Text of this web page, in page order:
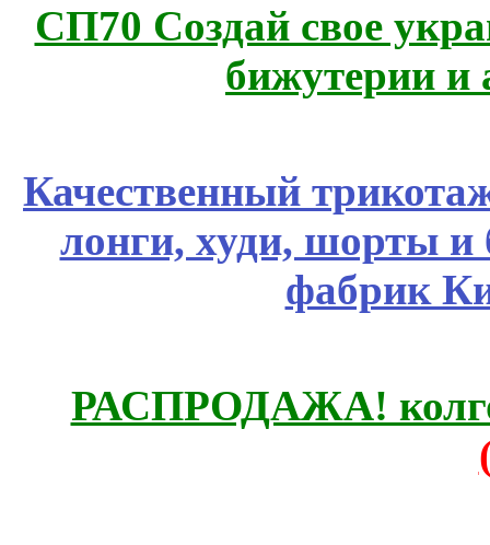
СП70 Создай свое
бижутерии и
Качественный
лонги, худи, шорты
фабрик
РАСПРОДАЖА!